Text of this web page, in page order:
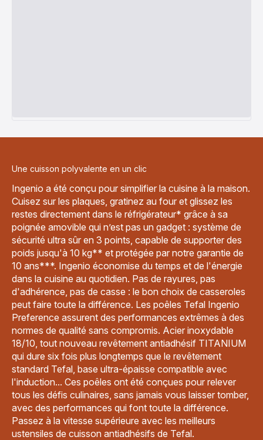
Une cuisson polyvalente en un clic
Ingenio a été conçu pour simplifier la cuisine à la maison.
Cuisez sur les plaques, gratinez au four et glissez les
restes directement dans le réfrigérateur* grâce à sa
poignée amovible qui n’est pas un gadget : système de
sécurité ultra sûr en 3 points, capable de supporter des
poids jusqu'à 10 kg** et protégée par notre garantie de
10 ans***. Ingenio économise du temps et de l'énergie
dans la cuisine au quotidien. Pas de rayures, pas
d'adhérence, pas de casse : le bon choix de casseroles
peut faire toute la différence. Les poêles Tefal Ingenio
Preference assurent des performances extrêmes à des
normes de qualité sans compromis. Acier inoxydable
18/10, tout nouveau revêtement antiadhésif TITANIUM
qui dure six fois plus longtemps que le revêtement
standard Tefal, base ultra-épaisse compatible avec
l'induction... Ces poêles ont été conçues pour relever
tous les défis culinaires, sans jamais vous laisser tomber,
avec des performances qui font toute la différence.
Passez à la vitesse supérieure avec les meilleurs
ustensiles de cuisson antiadhésifs de Tefal.